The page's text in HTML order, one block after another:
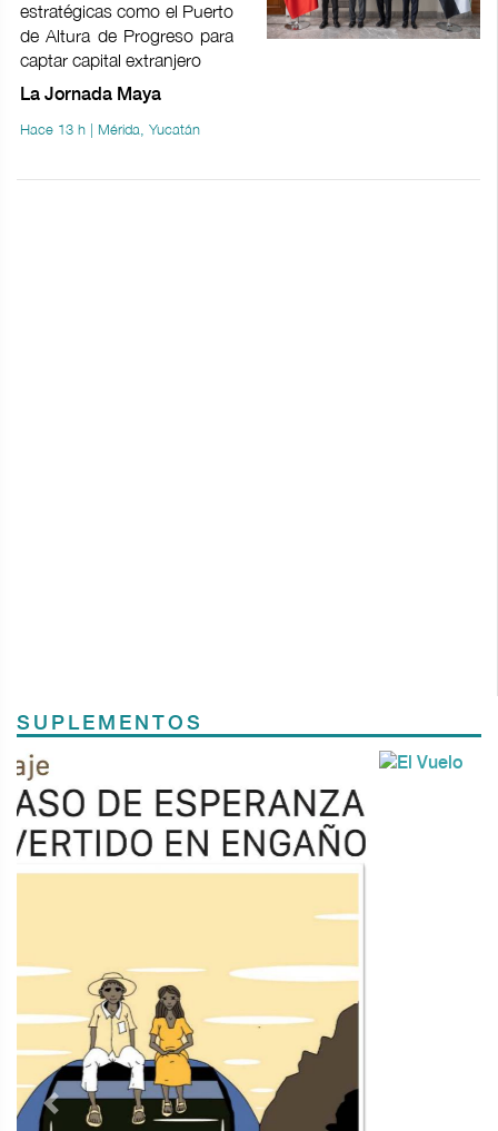
estratégicas como el Puerto
de Altura de Progreso para
captar capital extranjero
La Jornada Maya
Hace 13 h | Mérida, Yucatán
SUPLEMENTOS
Previous